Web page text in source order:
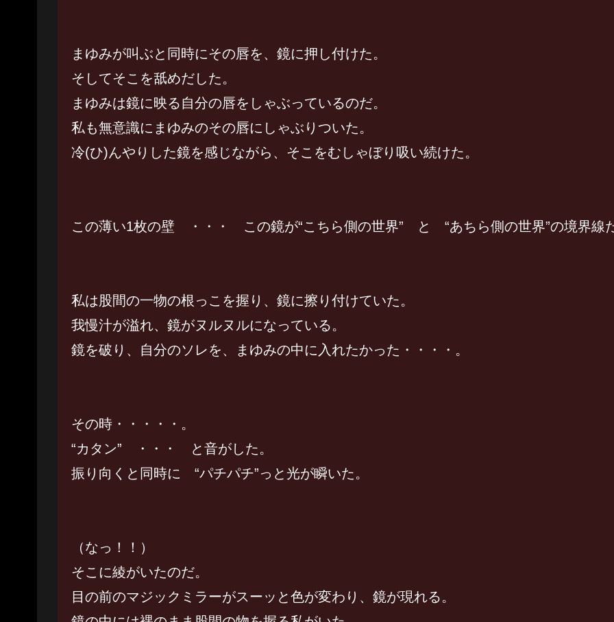
まゆみが叫ぶと同時にその唇を、鏡に押し付けた。
そしてそこを舐めだした。
まゆみは鏡に映る自分の唇をしゃぶっているのだ。
私も無意識にまゆみのその唇にしゃぶりついた。
冷(ひ)んやりした鏡を感じながら、そこをむしゃぼり吸い続けた。
この薄い1枚の壁 ・・・ この鏡が“こちら側の世界” と “あちら側の世界”の境界線
私は股間の一物の根っこを握り、鏡に擦り付けていた。
我慢汁が溢れ、鏡がヌルヌルになっている。
鏡を破り、自分のソレを、まゆみの中に入れたかった・・・・。
その時・・・・・。
“カタン” ・・・ と音がした。
振り向くと同時に “パチパチ”っと光が瞬いた。
（なっ！！）
そこに綾がいたのだ。
目の前のマジックミラーがスーッと色が変わり、鏡が現れる。